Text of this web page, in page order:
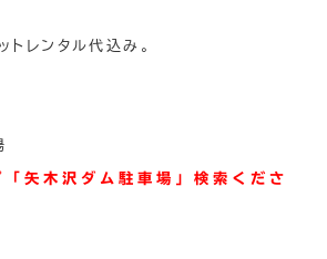
トレンタル代込み。
矢木沢ダム駐車場」検索くださ